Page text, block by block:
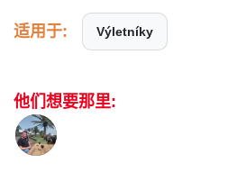
适用于: Výletníky
他们想要那里: